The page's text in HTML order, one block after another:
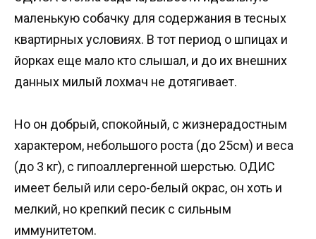
маленькую собачку для содержания в тесных
квартирных условиях. В тот период о шпицах и
йорках еще мало кто слышал, и до их внешних
данных милый лохмач не дотягивает.
Но он добрый, спокойный, с жизнерадостным
характером, небольшого роста (до 25см) и веса
(до 3 кг), с гипоаллергенной шерстью. ОДИС
имеет белый или серо-белый окрас, он хоть и
мелкий, но крепкий песик с сильным
иммунитетом.